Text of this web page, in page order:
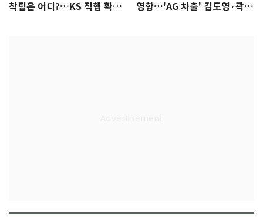
착팀은 어디?…KS 직행 확률
영향…'AG 차출' 김도영·곽빈